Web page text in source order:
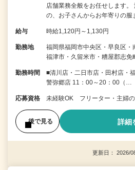
店舗業務全般をお任せします
の、お子さんからお年寄りの
給与 時給1,120円～1,130円
勤務地
福岡県福岡市中央区・早良区・
福津市・久留米市・糟屋郡志免
勤務時間
■清川店・二日市店・田村店・
警弥郷店 11：00～20：00（…
応募資格 未経験OK フリーター・主婦の
後で見る 詳細
更新日： 2026/